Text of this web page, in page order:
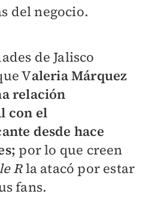
del negocio.
de Jalisco
Valeria Márquez
relación
con el
desde hace
por lo que creen
Rla atacó por estar
fans.